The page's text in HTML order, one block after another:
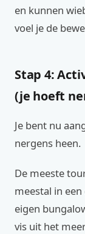
en kunnen
voel je de
Stap 4:
(je hoeft
Je bent nu
nergens heen.
De meeste
meestal in
eigen
vis uit het